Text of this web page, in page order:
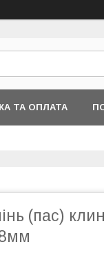
ТА ОПЛАТА
(пас)